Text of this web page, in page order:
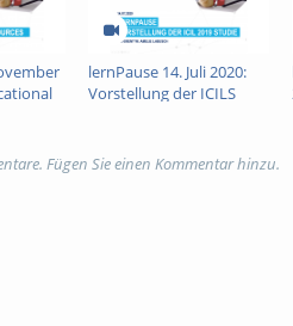
Sonstiges,Studium und Lehre
lernPause 14. Juli 2020:
Vorstellung der ICILS
Schülerinnen und
Fügen Sie einen Kommentar hinzu.